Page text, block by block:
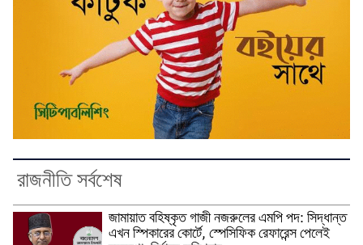
রাজনীতি সর্বশেষ
জামায়াত বহিষ্কৃত গাজী নজরুলের এমপি পদ: সিদ্ধান্ত
এখন স্পিকারের কোর্টে, স্পেসিফিক রেফারেন্স পেলেই